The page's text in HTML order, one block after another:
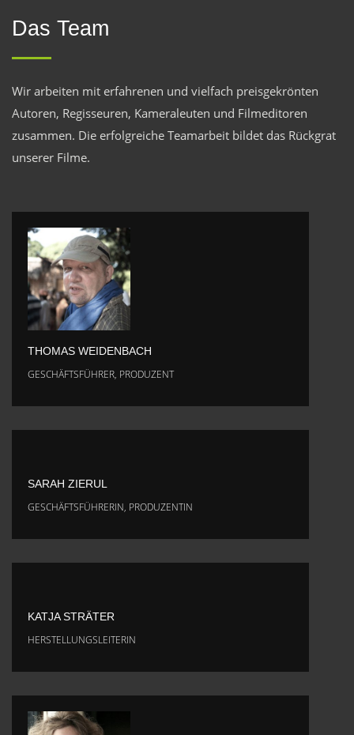
Das Team
Wir arbeiten mit erfahrenen und vielfach preisgekrönten
Autoren, Regisseuren, Kameraleuten und Filmeditoren
zusammen. Die erfolgreiche Teamarbeit bildet das Rückgrat
unserer Filme.
THOMAS WEIDENBACH
GESCHÄFTSFÜHRER, PRODUZENT
SARAH ZIERUL
GESCHÄFTSFÜHRERIN, PRODUZENTIN
KATJA STRÄTER
HERSTELLUNGSLEITERIN